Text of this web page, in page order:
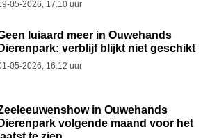
05-2026, 17.10 uur
luiaard meer in Ouwehands
Dierenpark: verblijf blijkt niet geschikt
05-2026, 16.12 uur
in Ouwehands
Dierenpark volgende maand voor het